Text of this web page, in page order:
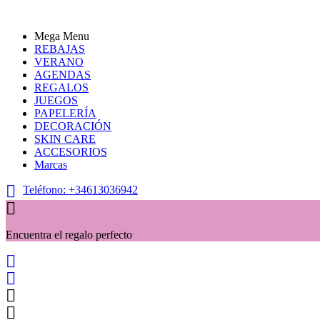
Mega Menu
REBAJAS
VERANO
AGENDAS
REGALOS
JUEGOS
PAPELERÍA
DECORACIÓN
SKIN CARE
ACCESORIOS
Marcas
 Teléfono: +34613036942

Encuentra el regalo perfecto



